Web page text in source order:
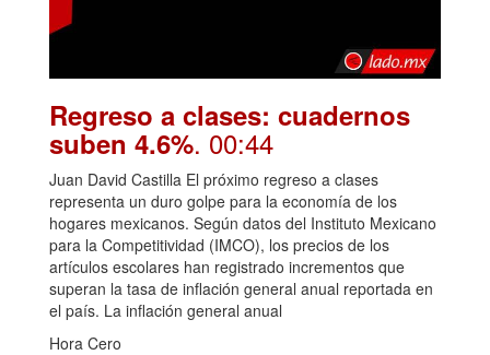
Regreso a clases: cuadernos
suben 4.6%. 00:44
Juan David Castilla El próximo regreso a clases
representa un duro golpe para la economía de los
hogares mexicanos. Según datos del Instituto Mexicano
para la Competitividad (IMCO), los precios de los
artículos escolares han registrado incrementos que
superan la tasa de inflación general anual reportada en
el país. La inflación general anual
Hora Cero